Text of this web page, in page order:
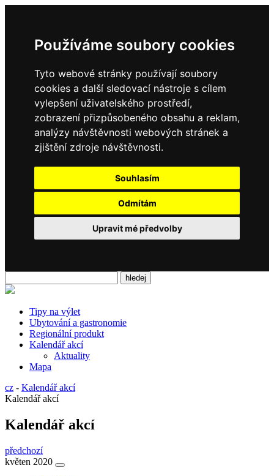
Používáme soubory cookies
Tyto webové stránky používají soubory
cookies a další sledovací nástroje s cílem
vylepšení uživatelského prostředí,
zobrazení přizpůsobeného obsahu a reklam,
analýzy návštěvnosti webových stránek a
zjištění zdroje návštěvnosti.
Souhlasím
Odmítám
Upravit mé předvolby
Tipy na výlet
Ubytování a gastronomie
Regionální produkt
Kalendář akcí
Aktuality
Mapa
cz - Kalendář akcí
Kalendář akcí
Kalendář akcí
předchozí
květen 2020